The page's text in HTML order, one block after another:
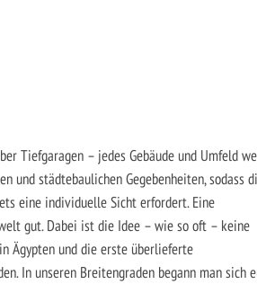
Tiefgaragen – jedes Gebäude und Umfeld
und städtebaulichen Gegebenheiten, sodass
eine individuelle Sicht erfordert. Eine
gut. Dabei ist die Idee – wie so oft – keine
Ägypten und die erste überlieferte
In unseren Breitengraden begann man sich